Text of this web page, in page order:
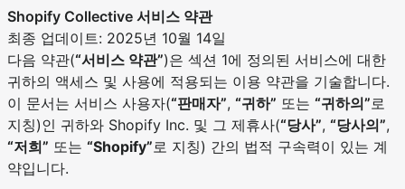
Shopify Collective 서비스 약관
최종 업데이트: 2025년 10월 14일
다음 약관(“서비스 약관”)은 섹션 1에 정의된 서비스에 대한
귀하의 액세스 및 사용에 적용되는 이용 약관을 기술합니다.
이 문서는 서비스 사용자(“판매자”, “귀하” 또는 “귀하의”로
지칭)인 귀하와 Shopify Inc. 및 그 제휴사(“당사”, “당사의”,
“저희” 또는 “Shopify”로 지칭) 간의 법적 구속력이 있는 계
약입니다.